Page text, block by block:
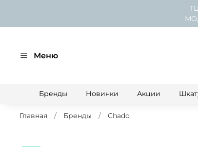
МО,
Меню
Бренды Новинки Акции
Главная Бренды Chado